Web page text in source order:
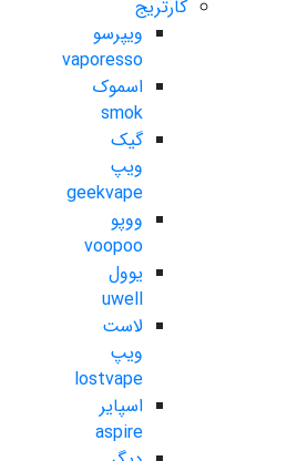
کارتریج
ویپرسو
vaporesso
اسموک
smok
گیک
ویپ
geekvape
ووپو
voopoo
یوول
uwell
لاست
ویپ
lostvape
اسپایر
aspire